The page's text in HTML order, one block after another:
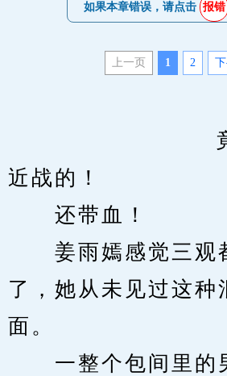
如果本章错误，请点击 报错
上一页 1 2
竟然有
近战的！
还带血！
姜雨嫣感觉三观
了，她从未见过这种
面。
一整个包间里的